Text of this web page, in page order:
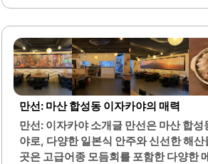
다...
선한 사시미와 다양한 안주가 준비되어
쳐 방문해도 매번 새로운 맛을 경험할 수
특유의 불향이 가득한 요리는 식사로도,
여 많은 이들에게 사랑받고 있습니다.
영되어 저녁 시간대에도 부담 없이 방문
점입니다.친절한 서비스와 함께 다양한
이며, 가성비 또한 뛰어난 편입니다. 세
요리를 한 번에 즐길 수 있어 더욱..
만선: 마산 합성동 이자카야의 매력
만선: 이자카야 소개글 만선은 마산 합
야로, 다양한 일본식 안주와 신선한 해
곳은 고급어종 모듬회를 포함한 다양한